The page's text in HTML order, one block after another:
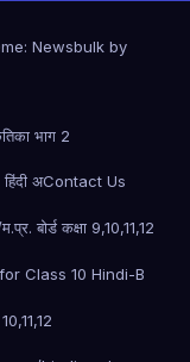
Newsbulk by
भाग 2
अContact Us
बोर्ड कक्षा 9,10,11,12
Class 10 Hindi-B